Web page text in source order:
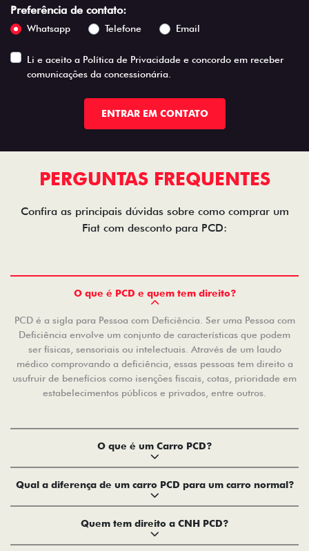
Preferência de contato:
Whatsapp Telefone Email
Li e aceito a Política de Privacidade e concordo em receber
comunicações da concessionária.
ENTRAR EM CONTATO
PERGUNTAS FREQUENTES
Confira as principais dúvidas sobre como comprar um
Fiat com desconto para PCD:
O que é PCD e quem tem direito?
PCD é a sigla para Pessoa com Deficiência. Ser uma Pessoa com
Deficiência envolve um conjunto de características que podem
ser físicas, sensoriais ou intelectuais. Através de um laudo
médico comprovando a deficiência, essas pessoas tem direito a
usufruir de benefícios como isenções fiscais, cotas, prioridade em
estabelecimentos públicos e privados, entre outros.
O que é um Carro PCD?
Qual a diferença de um carro PCD para um carro normal?
Quem tem direito a CNH PCD?